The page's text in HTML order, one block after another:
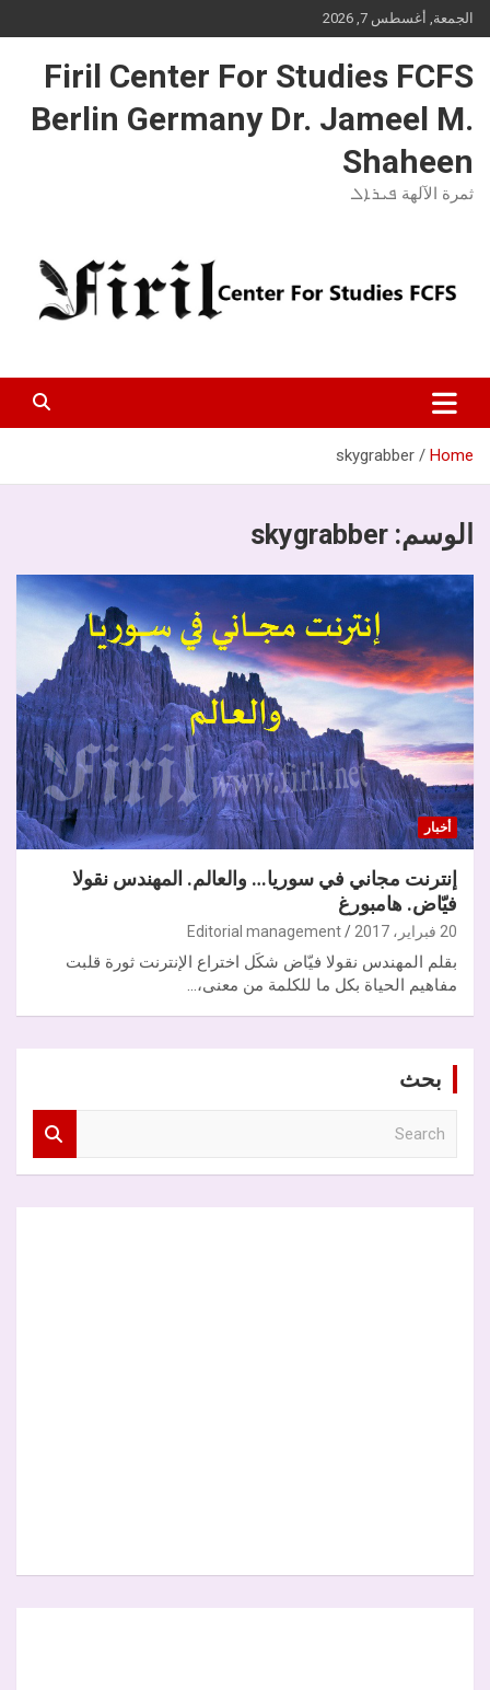
Skip
to
الجمعة, أغسطس 7, 2026
Firil Center For Studies FCFS
Berlin Germany Dr. Jameel M.
Shaheen
ثمرة الآلهة ܦܝܪܐܠ
Home
skygrabber
الوسم: skygrabber
أخبار
إنترنت مجاني في سوريا… والعالم. المهندس نقولا
فيّاض. هامبورغ
20 فبراير، 2017 Editorial management
بقلم المهندس نقولا فيّاض شكَل اختراع الإنترنت ثورة قلبت
مفاهيم الحياة بكل ما للكلمة من معنى،…
بحث